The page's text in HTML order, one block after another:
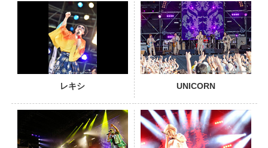
レキシ UNICORN
PHOTO